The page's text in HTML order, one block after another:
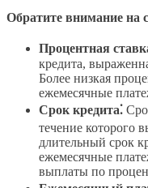
Обратите внимание на
Процентная
кредита,
Более низкая
ежемесячные
Срок кредита⁚
течение которого
длительный срок
ежемесячные
выплаты по